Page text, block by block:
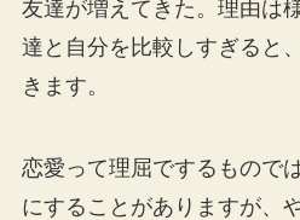
友達が増えてきた。理由は
達と自分を比較しすぎると
きます。
恋愛って理屈でするもので
にすることがありますが、